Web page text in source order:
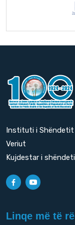
Instituti i Shëndetit
Veriut
Kujdestar i
Linqe më të